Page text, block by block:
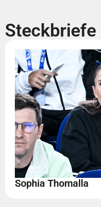
Steckbriefe
Sophia Thomalla